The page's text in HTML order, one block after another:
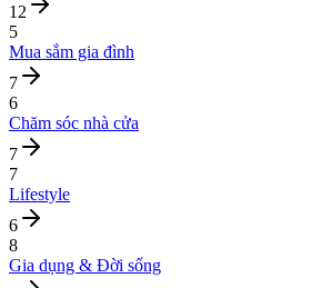
12
5
Mua sắm gia đình
7
6
Chăm sóc nhà cửa
7
7
Lifestyle
6
8
Gia dụng & Đời sống